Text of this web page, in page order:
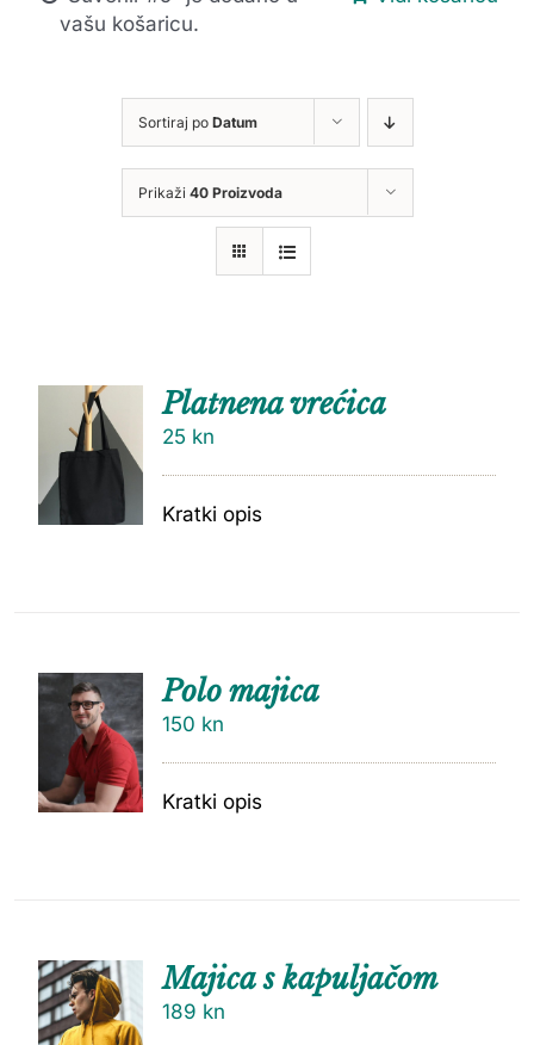
vašu košaricu.
Sortiraj po Datum
Prikaži 40 Proizvoda
DODAJ
Platnena vrećica
25 kn
Kratki opis
DODAJ
U
KOŠARI
Polo majica
150 kn
Kratki opis
U
KOŠARI
Majica s kapuljačom
189 kn